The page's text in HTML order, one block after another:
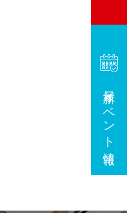
最新イベント情報